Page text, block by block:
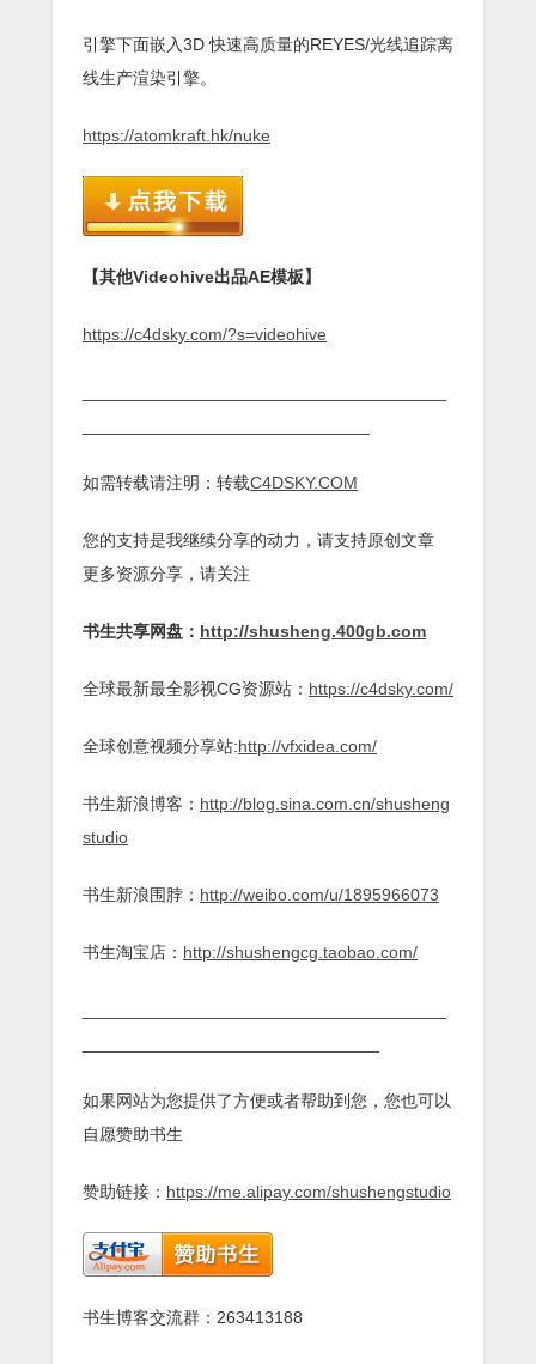
引擎下面嵌入3D 快速高质量的REYES/光线追踪离
线生产渲染引擎。
https://atomkraft.hk/nuke
【其他Videohive出品AE模板】
https://c4dsky.com/?s=videohive
如需转载请注明：转载C4DSKY.COM
您的支持是我继续分享的动力，请支持原创文章
更多资源分享，请关注
书生共享网盘： http://shusheng.400gb.com
全球最新最全影视CG资源站： https://c4dsky.com/
全球创意视频分享站:http://vfxidea.com/
书生新浪博客： http://blog.sina.com.cn/shusheng
studio
书生新浪围脖： http://weibo.com/u/1895966073
书生淘宝店： http://shushengcg.taobao.com/
如果网站为您提供了方便或者帮助到您，您也可以
自愿赞助书生
赞助链接： https://me.alipay.com/shushengstudio
书生博客交流群：263413188